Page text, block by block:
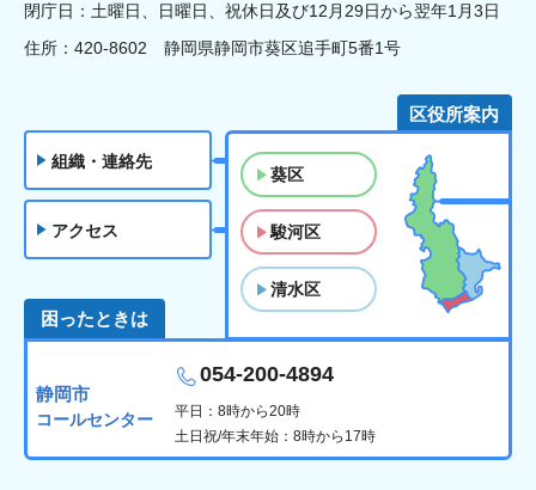
閉庁日：土曜日、日曜日、祝休日及び12月29日から翌年1月3日
住所：420-8602 静岡県静岡市葵区追手町5番1号
組織・連絡先
アクセス
区役所案内
葵区
駿河区
清水区
困ったときは
静岡市
コールセンター
054-200-4894
平日：8時から20時
土日祝/年末年始：8時から17時